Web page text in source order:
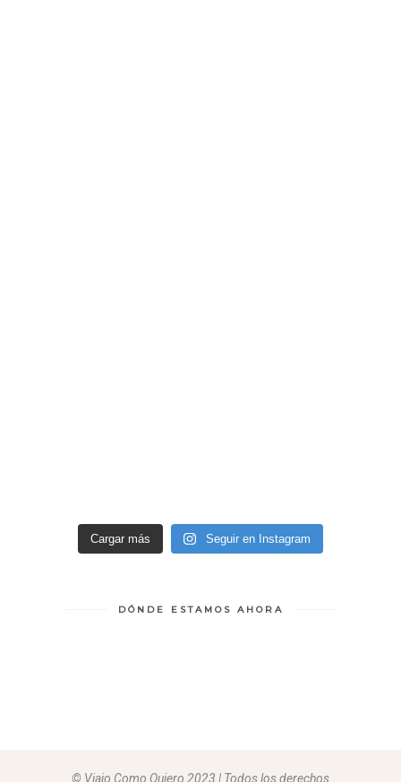
Cargar más Seguir en Instagram
DÓNDE ESTAMOS AHORA
© Viajo Como Quiero 2023 | Todos los derechos